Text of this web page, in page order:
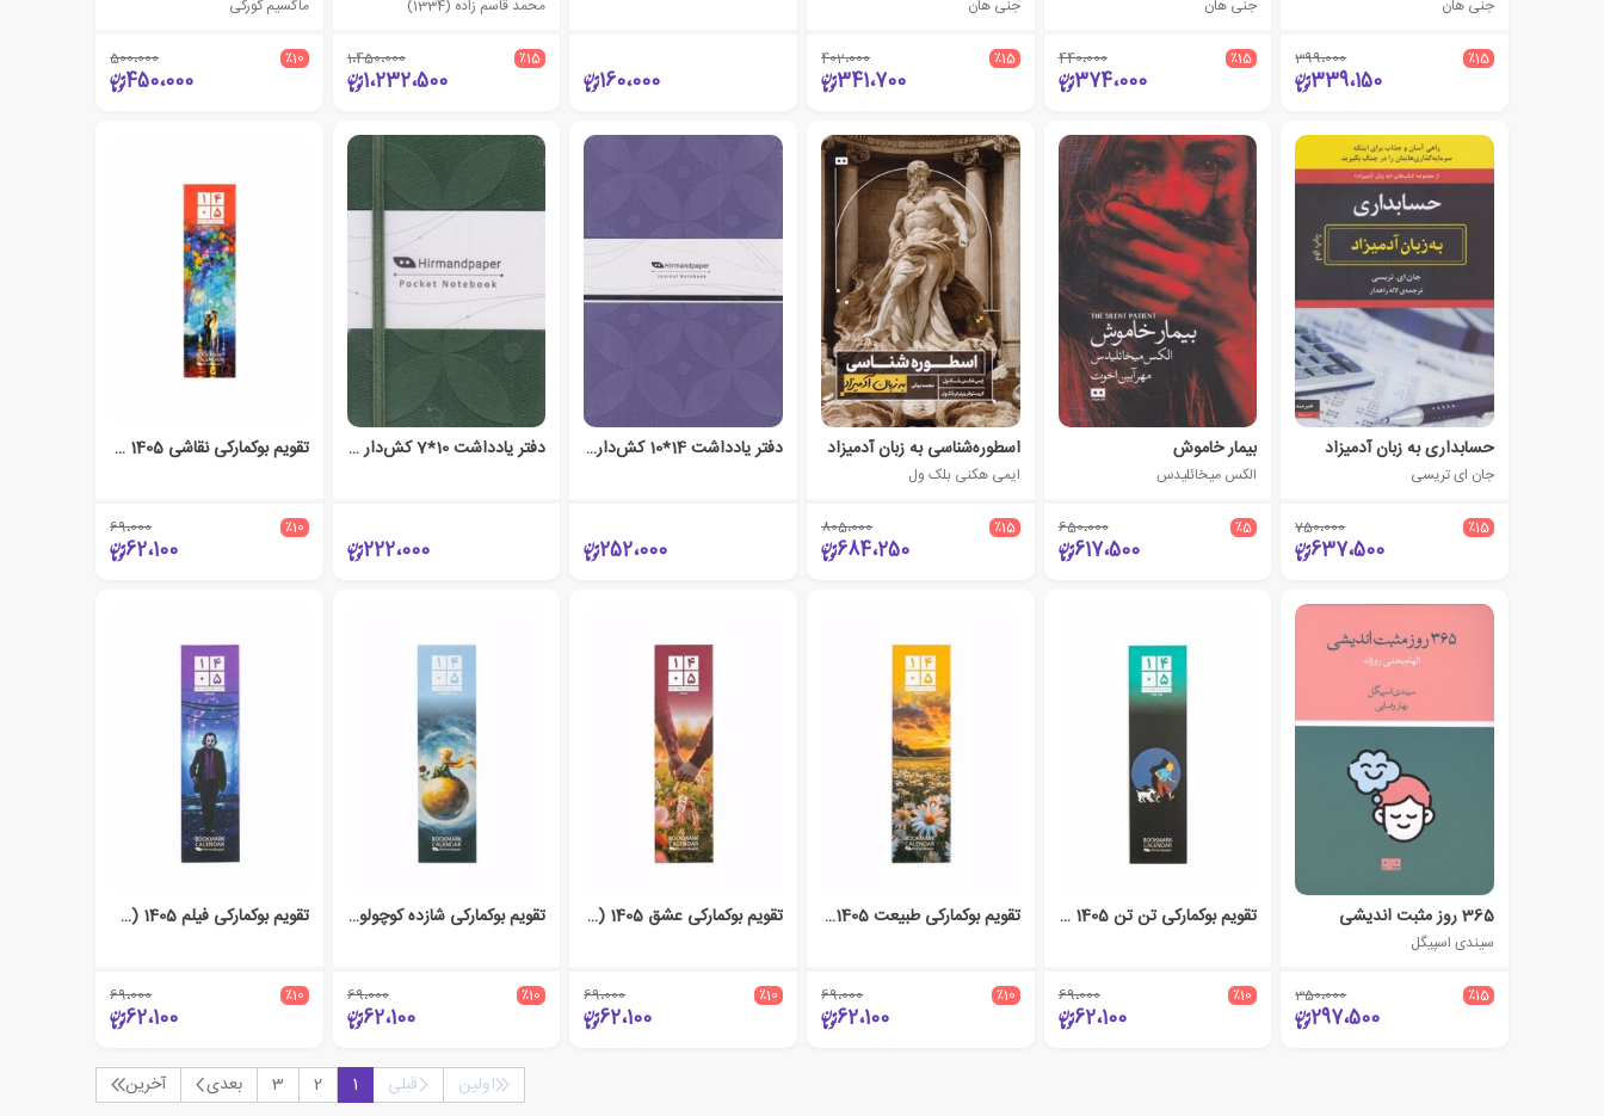
جنی هان
٪15 399،000
339،150
جنی هان
٪15 440،000
374،000
جنی هان
٪15 402،000
341،700 160،000
محمد قاسم زاده (1334)
٪15 1،450،000
1،232،500
ماکسیم گورکی
٪10 500،000
450،000
حسابداری به زبان آدمیزاد
جان ای تریسی
٪15 750،000
637،500
بیمار خاموش
الکس میخائلیدس
٪5 650،000
617،500
اسطوره‌شناسی به زبان آدمیزاد
ایمی هکنی بلک ول
٪15 805،000
684،250
دفتر یادداشت 14*10 کش‌دار جلد سخت خط‌دار (هیرمند) - بنفش
252،000
دفتر یادداشت 10*7 کش‌دار جلد سخت بی‌خط (هیرمند) - سبز
222،000
تقویم بوکمارکی نقاشی 1405 (paintings)
٪10 69،000
62،100
365 روز مثبت اندیشی
سیندی اسپیگل
٪15 350،000
297،500
تقویم بوکمارکی تن تن 1405 (TIN TIN)
٪10 69،000
62،100
تقویم بوکمارکی طبیعت 1405 (NATURE)
٪10 69،000
62،100
تقویم بوکمارکی عشق 1405 (LOVE)
٪10 69،000
62،100
تقویم بوکمارکی شازده کوچولو 1405 (LITTLE PRINCE)
٪10 69،000
62،100
تقویم بوکمارکی فیلم 1405 (MOVIE)
٪10 69،000
62،100
اولین قبلی 1
2
3 بعدی آخرین